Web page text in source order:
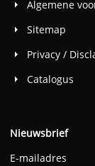
Algemene
Sitemap
Privacy /
Catalogus
Nieuwsbrief
E-mailadres